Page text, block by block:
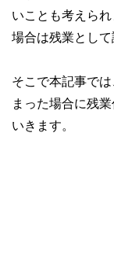
いことも考えら
場合は残業とし
そこで本記事で
まった場合に残
いきます。